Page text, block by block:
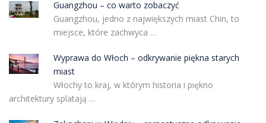
Guangzhou – co warto zobaczyć
Guangzhou, jedno z największych miast Chin, to
miejsce, które zachwyca …
Wyprawa do Włoch – odkrywanie piękna starych
miast
Włochy to kraj, w którym historia i piękno
architektury splatają …